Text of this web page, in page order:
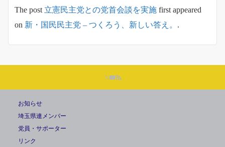
The post 立憲民主党との党首会談を実施 first appeared
on 新・国民民主党 – つくろう、新しい答え。 .
お知らせ
埼玉県連メンバー
党員・サポーター
リンク